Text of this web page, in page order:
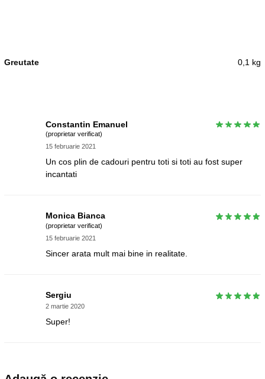
Greutate 0,1 kg
Constantin Emanuel
(proprietar verificat)
15 februarie 2021
Un cos plin de cadouri pentru toti si toti au fost super
incantati
Monica Bianca
(proprietar verificat)
15 februarie 2021
Sincer arata mult mai bine in realitate.
Sergiu
2 martie 2020
Super!